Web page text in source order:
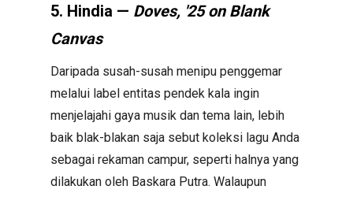
5. Hindia — Doves, '25 on Blank
Canvas
Daripada susah-susah menipu penggemar
melalui label entitas pendek kala ingin
menjelajahi gaya musik dan tema lain, lebih
baik blak-blakan saja sebut koleksi lagu Anda
sebagai rekaman campur, seperti halnya yang
dilakukan oleh Baskara Putra. Walaupun